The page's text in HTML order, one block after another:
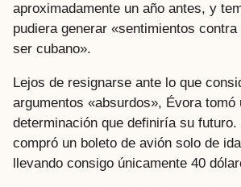
aproximadamente un año antes, y
pudiera generar «sentimientos
ser cubano».
Lejos de resignarse ante lo que
argumentos «absurdos», Évora tomó
determinación que definiría su futuro.
compró un boleto de avión solo de
llevando consigo únicamente 40